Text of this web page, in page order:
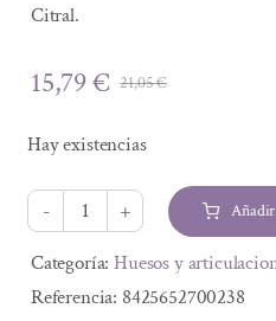
Citral.
21,05€El
era:
21,05 €.
15,79€
El
es:
15,79 €.
Hay existencias
CANNALGES
CREMA
60
Añadir
Alternative:
Categoría:Huesos y
Referencia: 8425652700238